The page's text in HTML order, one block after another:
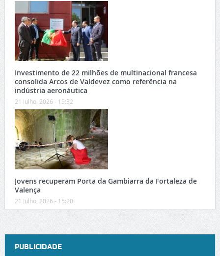
Investimento de 22 milhões de multinacional francesa
consolida Arcos de Valdevez como referência na
indústria aeronáutica
21 Julho, 2026 - 15:32
Jovens recuperam Porta da Gambiarra da Fortaleza de
Valença
21 Julho, 2026 - 15:20
PUBLICIDADE